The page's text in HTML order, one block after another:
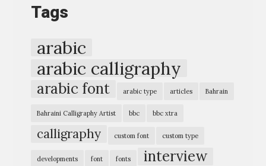
Tags
arabic
arabic calligraphy
arabic font arabic type articles Bahrain
Bahraini Calligraphy Artist bbc bbc xtra
calligraphy custom font custom type
developments font fonts interview